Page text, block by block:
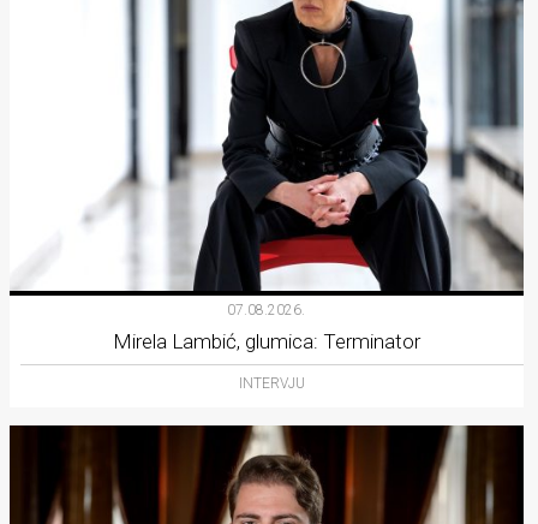
07.08.2026.
Mirela Lambić, glumica: Terminator
INTERVJU